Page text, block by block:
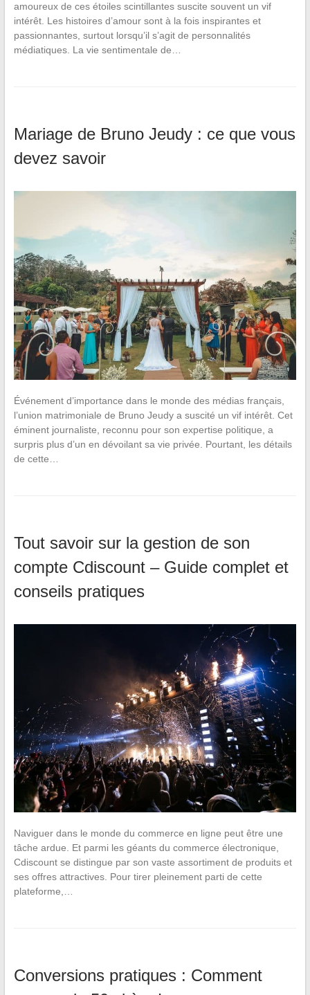
amoureux de ces étoiles scintillantes suscite souvent un vif
intérêt. Les histoires d’amour sont à la fois inspirantes et
passionnantes, surtout lorsqu’il s’agit de personnalités
médiatiques. La vie sentimentale de…
Mariage de Bruno Jeudy : ce que vous
devez savoir
Événement d’importance dans le monde des médias français,
l’union matrimoniale de Bruno Jeudy a suscité un vif intérêt. Cet
éminent journaliste, reconnu pour son expertise politique, a
surpris plus d’un en dévoilant sa vie privée. Pourtant, les détails
de cette…
Tout savoir sur la gestion de son
compte Cdiscount – Guide complet et
conseils pratiques
Naviguer dans le monde du commerce en ligne peut être une
tâche ardue. Et parmi les géants du commerce électronique,
Cdiscount se distingue par son vaste assortiment de produits et
ses offres attractives. Pour tirer pleinement parti de cette
plateforme,…
Conversions pratiques : Comment